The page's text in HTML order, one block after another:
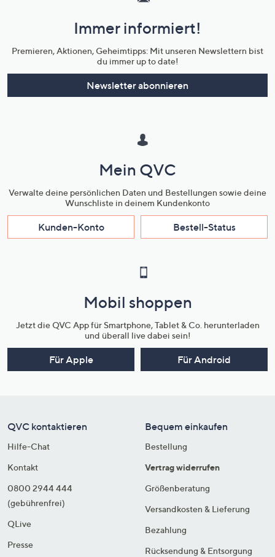
Unternehmensinformationen
Immer informiert!
Premieren, Aktionen, Geheimtipps: Mit unseren Newslettern bist
du immer up to date!
Newsletter abonnieren
Mein QVC
Verwalte deine persönlichen Daten und Bestellungen sowie deine
Wunschliste in deinem Kundenkonto
Kunden-Konto Bestell-Status
Mobil shoppen
Jetzt die QVC App für Smartphone, Tablet & Co. herunterladen
und überall live dabei sein!
Für Apple Für Android
QVC kontaktieren
Hilfe-Chat
Kontakt
0800 2944 444
(gebührenfrei)
QLive
Presse
Bequem einkaufen
Bestellung
Vertrag widerrufen
Größenberatung
Versandkosten & Lieferung
Bezahlung
Rücksendung & Entsorgung